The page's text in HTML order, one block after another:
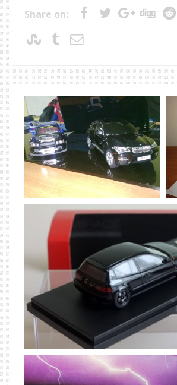
Share on: